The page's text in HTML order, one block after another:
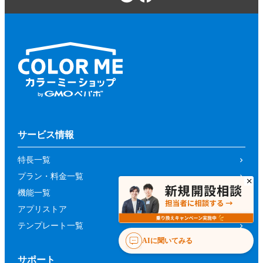
サービス情報
特長一覧
プラン・料金一覧
機能一覧
アプリストア
テンプレート一覧
サポート
AIに聞いてみる